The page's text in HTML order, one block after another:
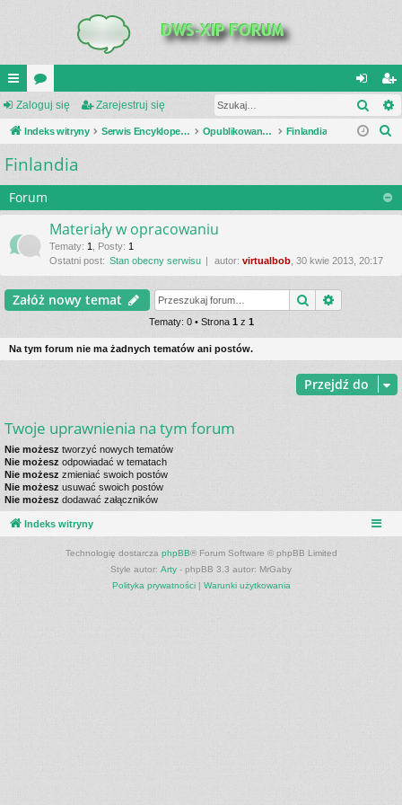
UI
C
K
_L
IN
K
or
a
al
og
si
ę
ar
ej
tru
j
Zaloguj się Zarejestruj się
Indeks witryny Serwis Encyklopedia Uzbrojenia Opublikowane zestawienia Finlandia
a
Finlandia
Forum
Materiały w opracowaniu
Tematy: 1 Posty: 1
Ostatni post: Stan obecny serwisu autor: virtualbob , 30 kwie 2013, 20:17
Załóż nowy temat Szukaj
Tematy: 0 • Strona 1z 1
Na tym forum nie ma żadnych tematów ani postów.
Przejdź do
Twoje uprawnienia na tym forum
Nie możesz tworzyć nowych tematów
Nie możesz odpowiadać w tematach
Nie możesz zmieniać swoich postów
Nie możesz usuwać swoich postów
Nie możesz dodawać załączników
Indeks witryny
Technologię dostarcza phpBB® Forum Software © phpBB Limited
Style autor: Arty - phpBB 3.3 autor: MrGaby
Polityka prywatności| Warunki użytkowania